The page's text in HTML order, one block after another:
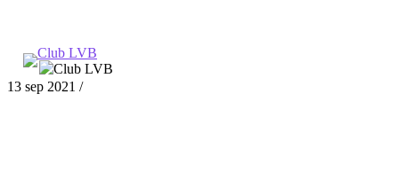
13 sep 2021 /